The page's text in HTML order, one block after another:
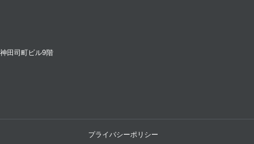
田司町ビル9階
プライバシーポリシー